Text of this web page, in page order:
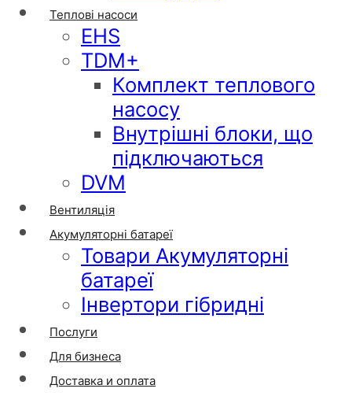
Теплові насоси
EHS
TDM+
Комплект теплового
насосу
Внутрішні блоки, що
підключаються
DVM
Вентиляція
Акумуляторні батареї
Товари Акумуляторні
батареї
Інвертори гібридні
Послуги
Для бизнеса
Доставка и оплата